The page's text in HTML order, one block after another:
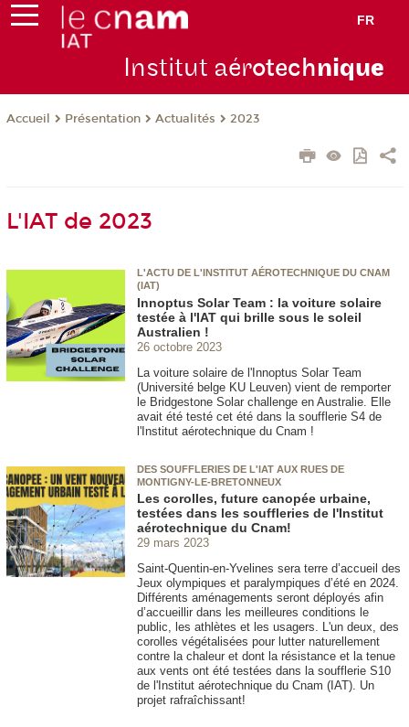
FR
Institut aérotechnique
Accueil Présentation Actualités 2023
L'IAT de 2023
L'ACTU DE L'INSTITUT AÉROTECHNIQUE DU CNAM
(IAT)
Innoptus Solar Team : la voiture solaire
testée à l'IAT qui brille sous le soleil
Australien !
26 octobre 2023
La voiture solaire de l'Innoptus Solar Team
(Université belge KU Leuven) vient de remporter
le Bridgestone Solar challenge en Australie. Elle
avait été testé cet été dans la soufflerie S4 de
l'Institut aérotechnique du Cnam !
DES SOUFFLERIES DE L'IAT AUX RUES DE
MONTIGNY-LE-BRETONNEUX
Les corolles, future canopée urbaine,
testées dans les souffleries de l'Institut
aérotechnique du Cnam!
29 mars 2023
Saint-Quentin-en-Yvelines sera terre d’accueil des
Jeux olympiques et paralympiques d’été en 2024.
Différents aménagements seront déployés afin
d’accueillir dans les meilleures conditions le
public, les athlètes et les usagers. L'un deux, des
corolles végétalisées pour lutter naturellement
contre la chaleur et dont la résistance et la tenue
aux vents ont été testées dans la soufflerie S10
de l'Institut aérotechnique du Cnam (IAT). Un
projet rafraîchissant!